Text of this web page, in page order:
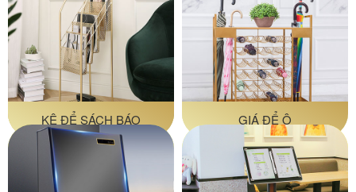
KỆ ĐỂ SÁCH BÁO GIÁ ĐỂ Ô